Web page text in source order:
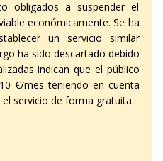
obligados a suspender el
económicamente. Se ha
un servicio similar
ha sido descartado debido
indican que el público
€/mes teniendo en cuenta
servicio de forma gratuita.